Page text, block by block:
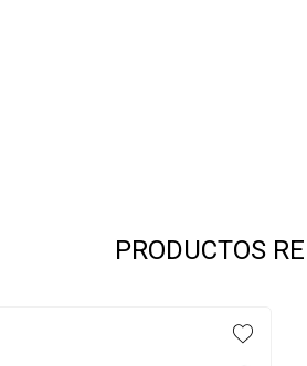
PRODUCTOS